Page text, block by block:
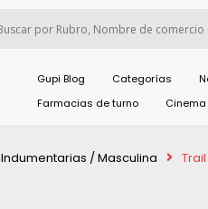
Gupi Blog Categorías
Farmacias de turno
Cinema
Indumentarias / Masculina